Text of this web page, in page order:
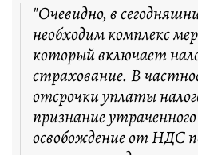
"Очевидно, в
необходим комплекс
который включает
страхование. В
отсрочки уплаты
признание
освобождение от НДС